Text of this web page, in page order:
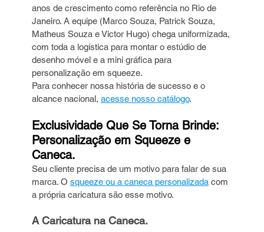
anos de crescimento como referência no Rio de
Janeiro. A equipe (Marco Souza, Patrick Souza,
Matheus Souza e Victor Hugo) chega uniformizada,
com toda a logística para montar o estúdio de
desenho móvel e a mini gráfica para
personalização em squeeze.
Para conhecer nossa história de sucesso e o
alcance nacional, acesse nosso catálogo.
Exclusividade Que Se Torna Brinde:
Personalização em Squeeze e
Caneca.
Seu cliente precisa de um motivo para falar de sua
marca. O squeeze ou a caneca personalizada com
a própria caricatura são esse motivo.
A Caricatura na Caneca.